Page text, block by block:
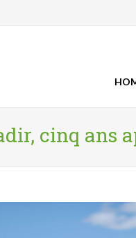
cinq ans